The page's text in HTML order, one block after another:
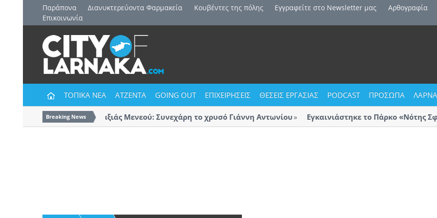
Παράπονα Διανυκτερεύοντα Φαρμακεία Kουβέντες της πόλης Εγγραφείτε στο Newsletter μας Αρθογραφία
Επικοινωνία
ΤΟΠΙΚΑ ΝΕΑ ΑΤΖΕΝΤΑ GOING OUT ΕΠΙΧΕΙΡΗΣΕΙΣ ΘΕΣΕΙΣ ΕΡΓΑΣΙΑΣ PODCAST ΠΡΟΣΩΠΑ
Breaking News
Δήμος Δρομολαξιάς Μενεού: Συνεχάρη το χρυσό Γιάννη Αντωνίου Εγκαινιάστηκε το Πάρκο «Νότης